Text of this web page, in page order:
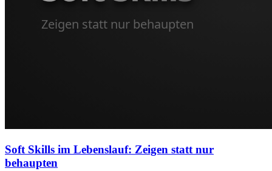
Soft Skills im Lebenslauf: Zeigen statt nur
behaupten